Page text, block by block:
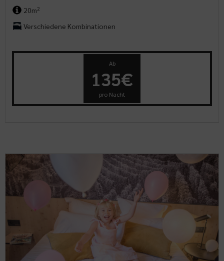
20m2
Verschiedene Kombinationen
Ab
135€
pro Nacht